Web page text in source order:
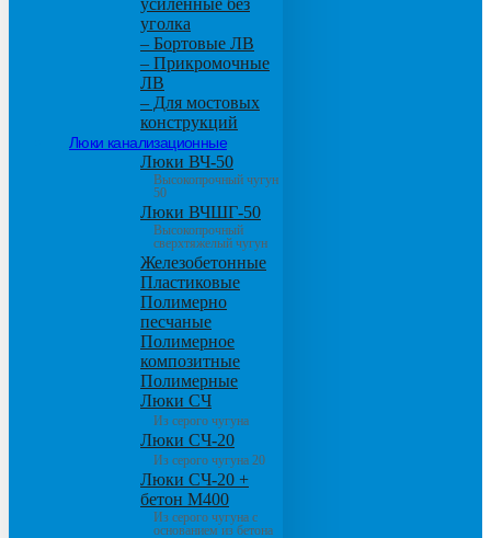
уголка
– Бортовые ЛВ
– Прикромочные
ЛВ
– Для мостовых
конструкций
Люки канализационные
Люки ВЧ-50
Высокопрочный чугун
50
Люки ВЧШГ-50
Высокопрочный
сверхтяжелый чугун
Железобетонные
Пластиковые
Полимерно
песчаные
Полимерное
композитные
Полимерные
Люки СЧ
Из серого чугуна
Люки СЧ-20
Из серого чугуна 20
Люки СЧ-20 +
бетон М400
Из серого чугуна с
основанием из бетона